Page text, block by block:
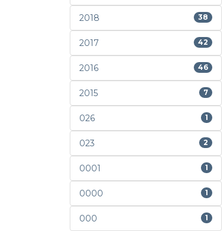
2018 38
2017 42
2016 46
2015 7
026 1
023 2
0001 1
0000 1
000 1